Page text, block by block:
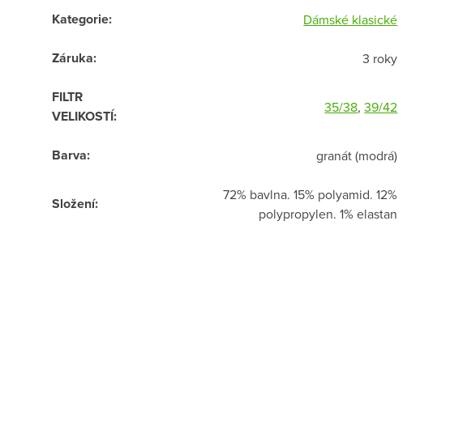
Kategorie: Dámské klasické
Záruka: 3 roky
FILTR
VELIKOSTÍ: 35/38,39/42
Barva: granát (modrá)
Složení:
72% bavlna. 15% polyamid. 12%
polypropylen. 1% elastan